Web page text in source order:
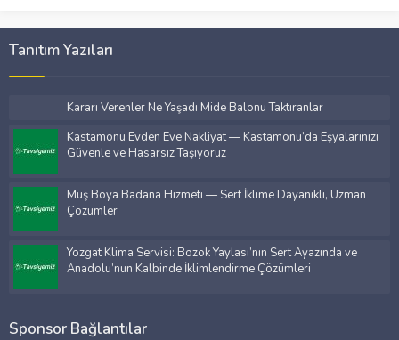
Tanıtım Yazıları
Kararı Verenler Ne Yaşadı Mide Balonu Taktıranlar
Kastamonu Evden Eve Nakliyat — Kastamonu’da Eşyalarınızı
Güvenle ve Hasarsız Taşıyoruz
Muş Boya Badana Hizmeti — Sert İklime Dayanıklı, Uzman
Çözümler
Yozgat Klima Servisi: Bozok Yaylası’nın Sert Ayazında ve
Anadolu’nun Kalbinde İklimlendirme Çözümleri
Sponsor Bağlantılar